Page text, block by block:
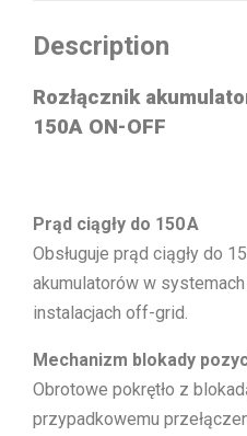
Description
Rozłącznik
150A ON-OFF
Prąd ciągły do 150 A
Obsługuje prąd ciągły do
akumulatorów w
instalacjach off-grid.
Mechanizm blokady
Obrotowe pokrętło z
przypadkowemu